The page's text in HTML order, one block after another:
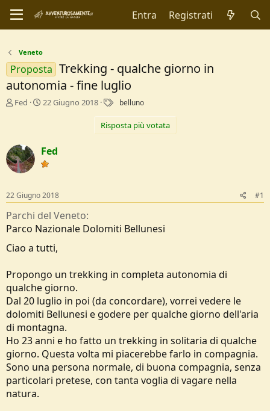
Entra Registrati
Veneto
Proposta Trekking - qualche giorno in
autonomia - fine luglio
C
t
o
r
i
c
u
s
o
n
e
Fed
D
d
i
I
z
i
o
22 Giugno 2018
g
belluno
Risposta più votata
Fed
22 Giugno 2018 #1
Parchi del Veneto
Parco Nazionale Dolomiti Bellunesi
Ciao a tutti,
Propongo un trekking in completa autonomia di
qualche giorno.
Dal 20 luglio in poi (da concordare), vorrei vedere le
dolomiti Bellunesi e godere per qualche giorno dell'aria
di montagna.
Ho 23 anni e ho fatto un trekking in solitaria di qualche
giorno. Questa volta mi piacerebbe farlo in compagnia.
Sono una persona normale, di buona compagnia, senza
particolari pretese, con tanta voglia di vagare nella
natura.